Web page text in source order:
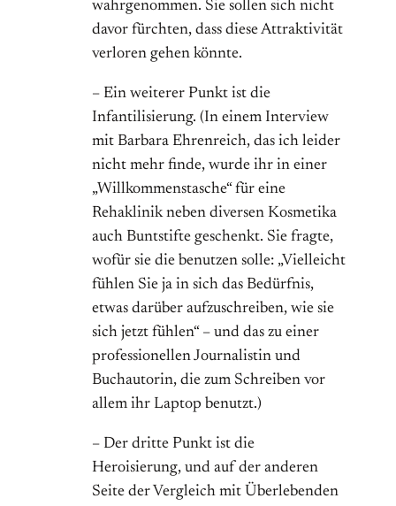
wahrgenommen. Sie sollen sich nicht
davor fürchten, dass diese Attraktivität
verloren gehen könnte.
– Ein weiterer Punkt ist die
Infantilisierung. (In einem Interview
mit Barbara Ehrenreich, das ich leider
nicht mehr finde, wurde ihr in einer
„Willkommenstasche“ für eine
Rehaklinik neben diversen Kosmetika
auch Buntstifte geschenkt. Sie fragte,
wofür sie die benutzen solle: „Vielleicht
fühlen Sie ja in sich das Bedürfnis,
etwas darüber aufzuschreiben, wie sie
sich jetzt fühlen“ – und das zu einer
professionellen Journalistin und
Buchautorin, die zum Schreiben vor
allem ihr Laptop benutzt.)
– Der dritte Punkt ist die
Heroisierung, und auf der anderen
Seite der Vergleich mit Überlebenden